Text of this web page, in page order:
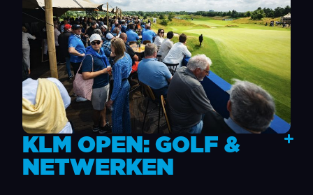
KLM OPEN: GOLF &
NETWERKEN